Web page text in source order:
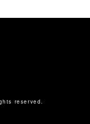
reserved.